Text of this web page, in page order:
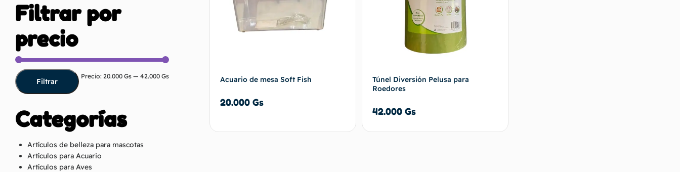
Filtrar por
precio
Filtrar
Precio: 20.000 Gs — 42.000 Gs
Categorías
Artículos de belleza para mascotas
Artículos para Acuario
Artículos para Aves
Acuario de mesa Soft Fish
20.000 Gs
Túnel Diversión Pelusa para
Roedores
42.000 Gs